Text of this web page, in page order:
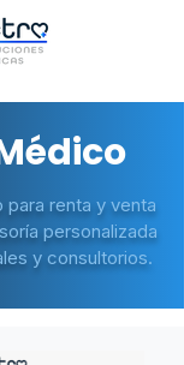
para renta y venta
personalizada
y consultorios.